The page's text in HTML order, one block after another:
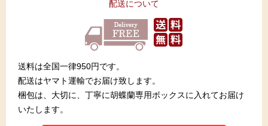
配送について
送料は全国一律950円です。
配送はヤマト運輸でお届け致します。
梱包は、大切に、丁寧に胡蝶蘭専用ボックスに入れてお届け
いたします。